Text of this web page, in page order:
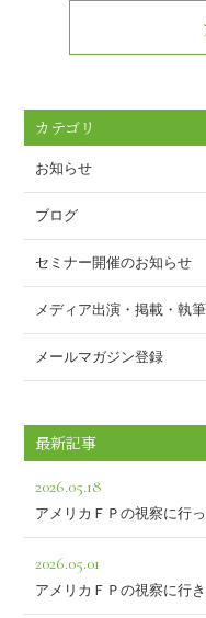
b
カテゴリ
お知らせ
ブログ
セミナー開催のお知らせ
メディア出演・掲載・執
メールマガジン登録
最新記事
2026.05.18
アメリカＦＰの視察に行
2026.05.01
アメリカＦＰの視察に行き